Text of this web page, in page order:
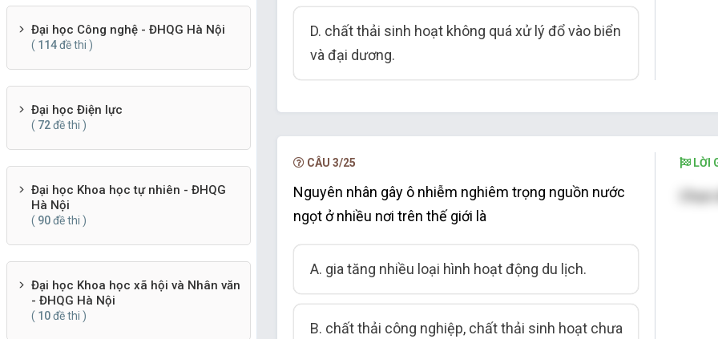
Đại học Công nghệ - ĐHQG Hà Nội
( 114đề thi )
Đại học Điện lực
( 72đề thi )
Đại học Khoa học tự nhiên - ĐHQG
Hà Nội
( 90đề thi )
Đại học Khoa học xã hội và Nhân văn
- ĐHQG Hà Nội
( 10đề thi )
D. chất thải sinh hoạt không quá xử lý đổ vào biển
và đại dương.
CÂU 3/25
Nguyên nhân gây ô nhiễm nghiêm trọng nguồn nước
ngọt ở nhiều nơi trên thế giới là
A. gia tăng nhiều loại hình hoạt động du lịch.
B. chất thải công nghiệp, chất thải sinh hoạt chưa
LỜI
Chọn